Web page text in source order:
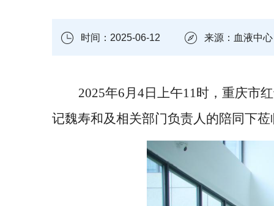
时间：2025-06-12 来源：血液中心
2025年6月4日上午11时，重庆市
记魏寿和及相关部门负责人的陪同下